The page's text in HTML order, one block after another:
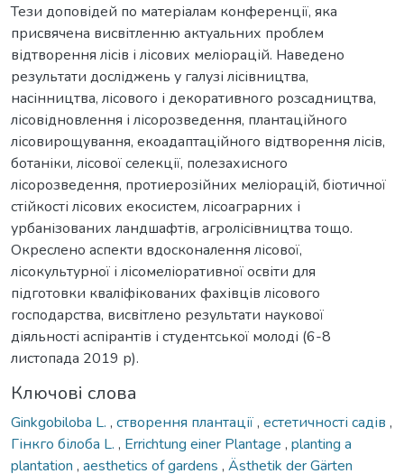
Тези доповідей по матеріалам конференції, яка
присвячена висвітленню актуальних проблем
відтворення лісів і лісових меліорацій. Наведено
результати досліджень у галузі лісівництва,
насінництва, лісового і декоративного розсадництва,
лісовідновлення і лісорозведення, плантаційного
лісовирощування, екоадаптаційного відтворення лісів,
ботаніки, лісової селекції, полезахисного
лісорозведення, протиерозійних меліорацій, біотичної
стійкості лісових екосистем, лісоаграрних і
урбанізованих ландшафтів, агролісівництва тощо.
Окреслено аспекти вдосконалення лісової,
лісокультурної і лісомеліоративної освіти для
підготовки кваліфікованих фахівців лісового
господарства, висвітлено результати наукової
діяльності аспірантів і студентської молоді (6-8
листопада 2019 р).
Ключові слова
Ginkgobiloba L. , створення плантації, естетичності садів ,
Гінкго білоба L. , Errichtung einer Plantage , planting a
plantation , aesthetics of gardens , Ästhetik der Gärten